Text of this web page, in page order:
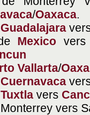
/Oaxaca.
Guadalajara
Mexico
Vallarta/
Cuernavaca
Tuxtla vers
vers